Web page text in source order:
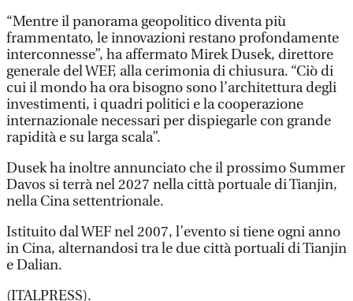
“Mentre il panorama geopolitico diventa più
frammentato, le innovazioni restano profondamente
interconnesse”, ha affermato Mirek Dusek, direttore
generale del WEF, alla cerimonia di chiusura. “Ciò di
cui il mondo ha ora bisogno sono l’architettura degli
investimenti, i quadri politici e la cooperazione
internazionale necessari per dispiegarle con grande
rapidità e su larga scala”.
Dusek ha inoltre annunciato che il prossimo Summer
Davos si terrà nel 2027 nella città portuale di Tianjin,
nella Cina settentrionale.
Istituito dal WEF nel 2007, l’evento si tiene ogni anno
in Cina, alternandosi tra le due città portuali di Tianjin
e Dalian.
(ITALPRESS).